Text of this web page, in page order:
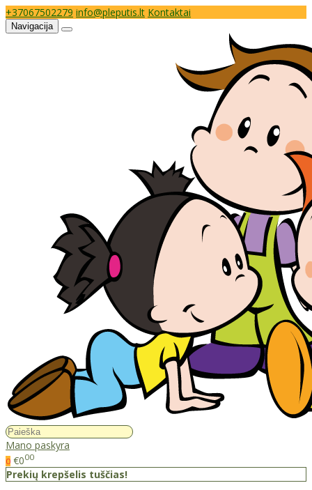
+37067502279 info@pleputis.lt Kontaktai
Navigacija
Mano paskyra
0 €000
Prekių krepšelis tuščias!